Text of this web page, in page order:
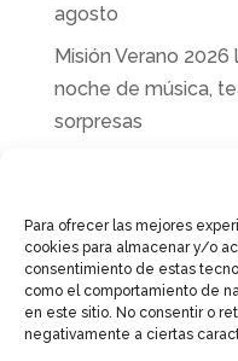
Para ofrecer las mejores
cookies para almacenar y/o
consentimiento de estas
como el comportamiento de
en este sitio. No consentir o
negativamente a ciertas
agosto
Misión Verano
noche de música,
sorpresas
Saucelle presenta
actividades de
Las piscinas
sus puertas el